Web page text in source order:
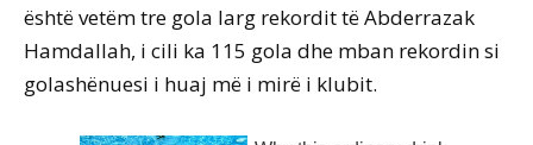
është vetëm tre gola larg rekordit të Abderrazak
Hamdallah, i cili ka 115 gola dhe mban rekordin si
golashënuesi i huaj më i mirë i klubit.